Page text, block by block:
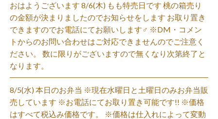
おはようございます 8/6(木) もも特売日です 桃の箱売り
の金額が決まりましたのでお知らせをします お取り置き
できますのでお電話にてお願いします‍♂️ ※DM・コメン
トからのお問い合わせはご対応できませんのでご注意く
ださい。 数に限りがございますので無くなり次第終了と
なります。
8/5(水) 本日のお弁当 ※現在水曜日と土曜日のみお弁当販
売しています ※お電話にてお取り置き可能です!! ※価格
はすべて税込み価格です。 ※価格は仕入れによって変動